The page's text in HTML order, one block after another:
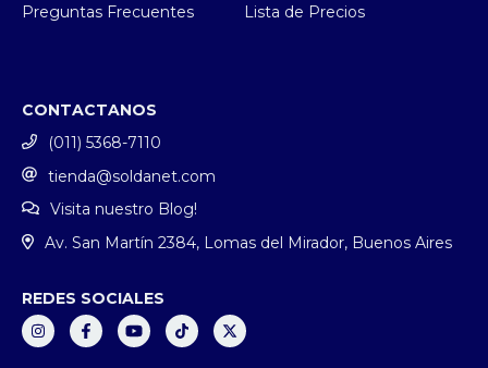
Preguntas Frecuentes Lista de Precios
CONTACTANOS
(011) 5368-7110
tienda@soldanet.com
Visita nuestro Blog!
Av. San Martín 2384, Lomas del Mirador, Buenos Aires
REDES SOCIALES